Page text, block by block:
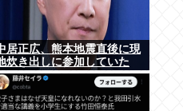
居正広、熊本地震直後に現
炊き出しに参加していた